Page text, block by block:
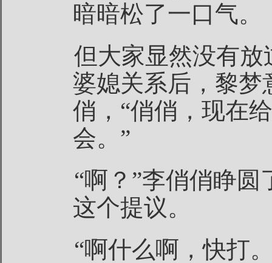
暗暗松了一口气。
但大家显然没有
婆媳关系后，黎梦
俏，“俏俏，现在
会。”
“啊？”李俏俏睁
这个提议。
“啊什么啊，快打